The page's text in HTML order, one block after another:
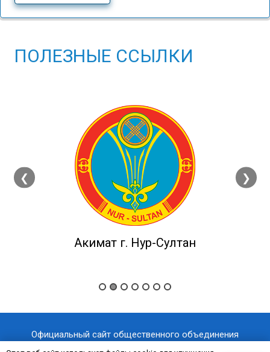
ПОЛЕЗНЫЕ ССЫЛКИ
❮
Акимат г. Нур-Султан
❯
Официальный сайт общественного объединения